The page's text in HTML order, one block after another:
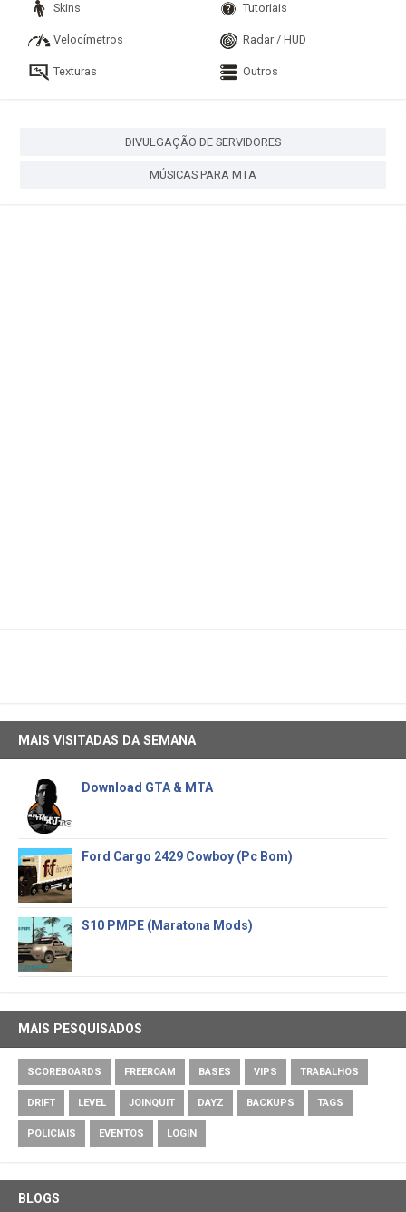
Skins Tutoriais
Velocímetros Radar / HUD
Texturas Outros
DIVULGAÇÃO DE SERVIDORES
MÚSICAS PARA MTA
MAIS VISITADAS DA SEMANA
Download GTA & MTA
Ford Cargo 2429 Cowboy (Pc Bom)
S10 PMPE (Maratona Mods)
MAIS PESQUISADOS
SCOREBOARDS FREEROAM BASES VIPS TRABALHOS
DRIFT LEVEL JOINQUIT DAYZ BACKUPS TAGS
POLICIAIS EVENTOS LOGIN
BLOGS